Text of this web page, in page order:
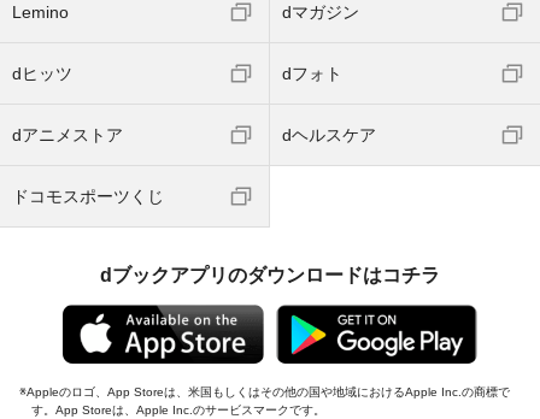
Lemino dマガジン
dヒッツ dフォト
dアニメストア dヘルスケア
ドコモスポーツくじ
dブックアプリのダウンロードはコチラ
Appleのロゴ、App Storeは、米国もしくはその他の国や地域におけるApple Inc.の商標で
す。App Storeは、Apple Inc.のサービスマークです。